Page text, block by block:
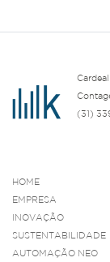
(31)
HOME
EMPRESA
INOVAÇÃO
SUSTENTABILIDADE
AUTOMAÇÃO NEO